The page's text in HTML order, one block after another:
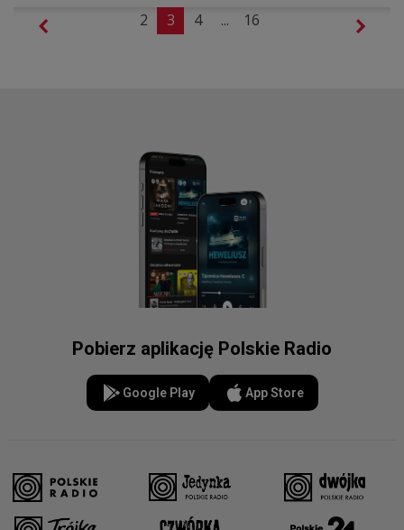
2 3 4 ... 16
Pobierz aplikację Polskie Radio
Google Play App Store